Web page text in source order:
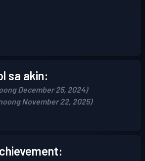
sa akin:
December 25, 2024)
November 22, 2025)